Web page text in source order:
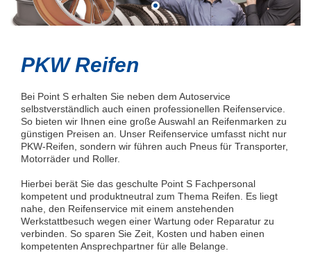
PKW Reifen
Bei Point S erhalten Sie neben dem Autoservice
selbstverständlich auch einen professionellen Reifenservice.
So bieten wir Ihnen eine große Auswahl an Reifenmarken zu
günstigen Preisen an. Unser Reifenservice umfasst nicht nur
PKW-Reifen, sondern wir führen auch Pneus für Transporter,
Motorräder und Roller.
Hierbei berät Sie das geschulte Point S Fachpersonal
kompetent und produktneutral zum Thema Reifen. Es liegt
nahe, den Reifenservice mit einem anstehenden
Werkstattbesuch wegen einer Wartung oder Reparatur zu
verbinden. So sparen Sie Zeit, Kosten und haben einen
kompetenten Ansprechpartner für alle Belange.